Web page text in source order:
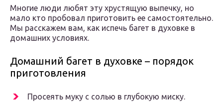
Многие люди любят эту хрустящую выпечку, но
мало кто пробовал приготовить ее самостоятельно.
Мы расскажем вам, как испечь багет в духовке в
домашних условиях.
Домашний багет в духовке – порядок
приготовления
Просеять муку с солью в глубокую миску.